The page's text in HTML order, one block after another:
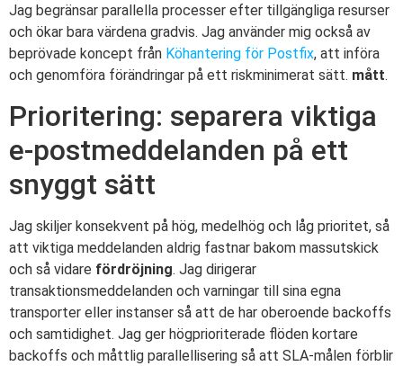
Jag begränsar parallella processer efter tillgängliga resurser
och ökar bara värdena gradvis. Jag använder mig också av
beprövade koncept från Köhantering för Postfix, att införa
och genomföra förändringar på ett riskminimerat sätt. mått.
Prioritering: separera viktiga
e-postmeddelanden på ett
snyggt sätt
Jag skiljer konsekvent på hög, medelhög och låg prioritet, så
att viktiga meddelanden aldrig fastnar bakom massutskick
och så vidare fördröjning. Jag dirigerar
transaktionsmeddelanden och varningar till sina egna
transporter eller instanser så att de har oberoende backoffs
och samtidighet. Jag ger högprioriterade flöden kortare
backoffs och måttlig parallellisering så att SLA-målen förblir